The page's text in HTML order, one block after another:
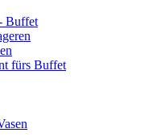
Buffet
fürs Buffet